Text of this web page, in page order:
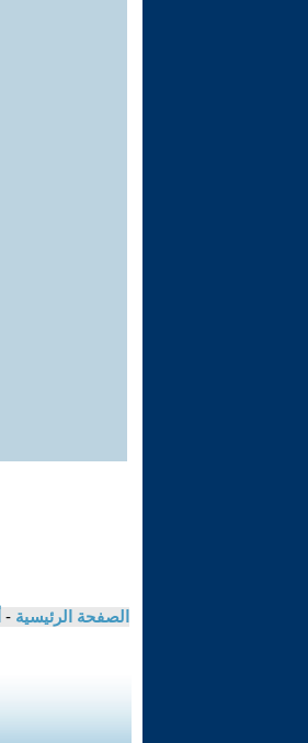
الصفحة الرئيسية -